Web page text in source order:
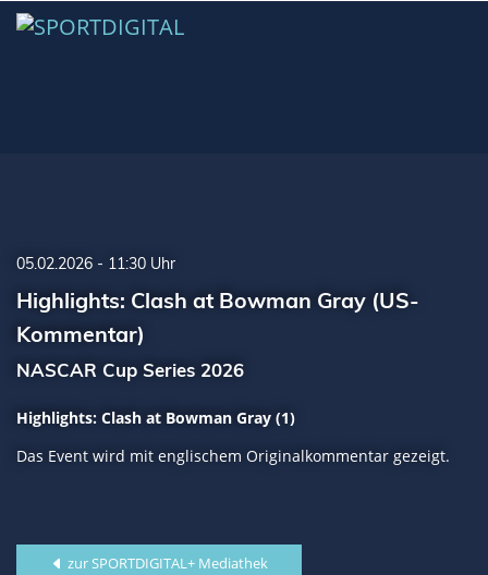
05.02.2026 - 11:30 Uhr
Highlights: Clash at Bowman Gray (US-
Kommentar)
NASCAR Cup Series 2026
Highlights: Clash at Bowman Gray (1)
Das Event wird mit englischem Originalkommentar gezeigt.
zur SPORTDIGITAL+ Mediathek